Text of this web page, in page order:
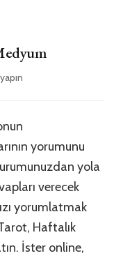
yorumunu
yola
verecek
yorumlatmak
Haftalık
İster online,